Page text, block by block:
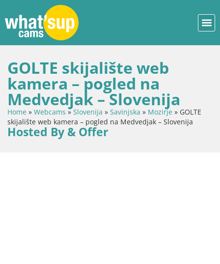
GOLTE skijalište web
kamera – pogled na
Medvedjak – Slovenija
Home » Webcams »Slovenija » Savinjska » Mozirje » GOLTE
skijalište web kamera – pogled na Medvedjak – Slovenija
Hosted By & Offer